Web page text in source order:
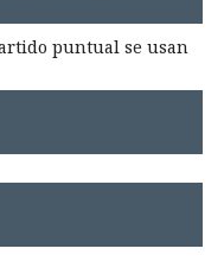
puntual se usan